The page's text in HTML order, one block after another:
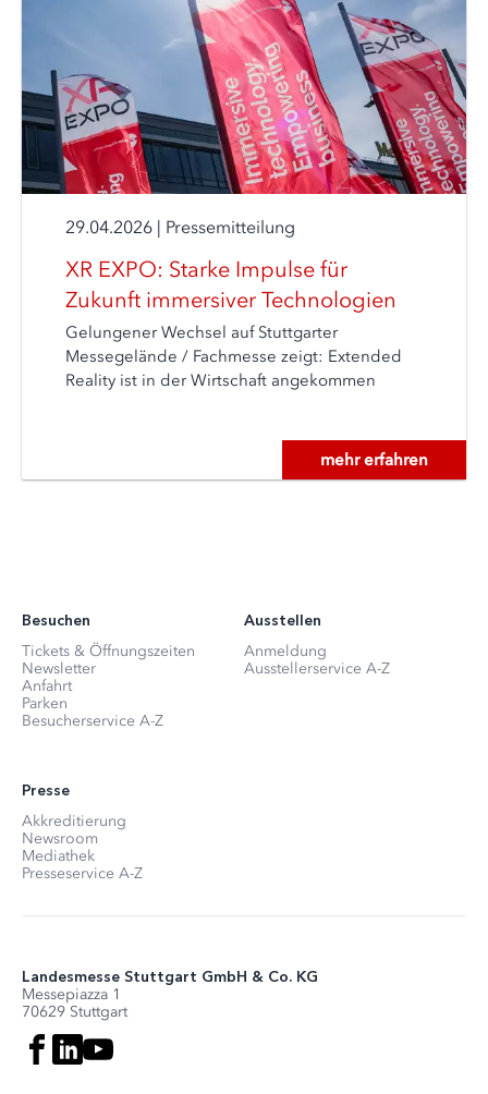
29.04.2026 | Pressemitteilung
XR EXPO: Starke Impulse für
Zukunft immersiver Technologien
Gelungener Wechsel auf Stuttgarter
Messegelände / Fachmesse zeigt: Extended
Reality ist in der Wirtschaft angekommen
mehr erfahren
Besuchen
Tickets & Öffnungszeiten
Newsletter
Anfahrt
Parken
Besucherservice A-Z
Ausstellen
Anmeldung
Ausstellerservice A-Z
Presse
Akkreditierung
Newsroom
Mediathek
Presseservice A-Z
Landesmesse Stuttgart GmbH & Co. KG
Messepiazza 1
70629 Stuttgart